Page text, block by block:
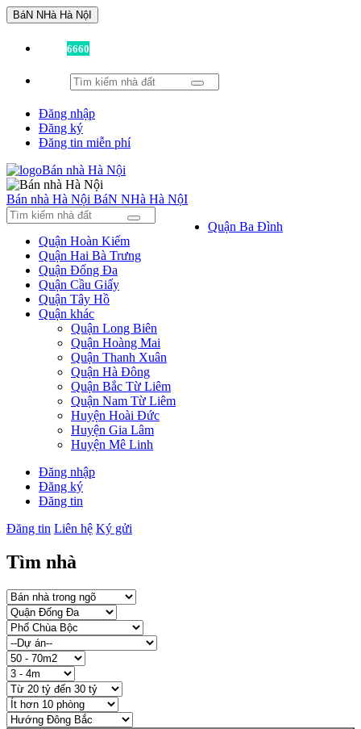
BáN NHà Hà NộI
6660
Đăng nhập
Đăng ký
Đăng tin miễn phí
Bán nhà Hà Nội BáN NHà Hà NộI
Quận Ba Đình
Quận Hoàn Kiếm
Quận Hai Bà Trưng
Quận Đống Đa
Quận Cầu Giấy
Quận Tây Hồ
Quận khác
Quận Long Biên
Quận Hoàng Mai
Quận Thanh Xuân
Quận Hà Đông
Quận Bắc Từ Liêm
Quận Nam Từ Liêm
Huyện Hoài Đức
Huyện Gia Lâm
Huyện Mê Linh
Đăng nhập
Đăng ký
Đăng tin
Đăng tin Liên hệ Ký gửi
Tìm nhà